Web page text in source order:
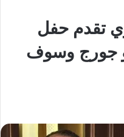
تقدم حفل
و جورج وسوف